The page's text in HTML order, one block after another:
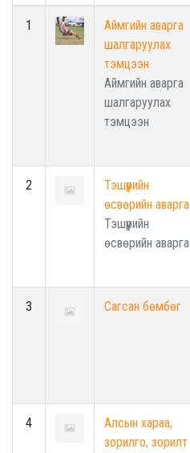
1
Аймгийн аварга
шалгаруулах
тэмцээн
Аймгийн аварга
шалгаруулах
тэмцээн
2
Тэшүүрийн
өсвөрийн аварга
Тэшүүрийн
өсвөрийн аварга
3 Сагсан бөмбөг
4
Алсын хараа,
зорилго, зорилт